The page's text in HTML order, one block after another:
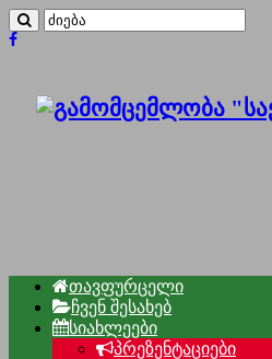
თავფურცელი
ჩვენ შესახებ
სიახლეები
პრეზენტაციები